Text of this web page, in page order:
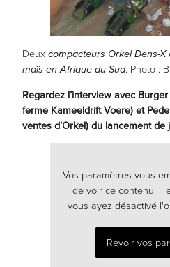
Deuxcompacteurs Orkel Dens-
maïs en Afrique du Sud. Photo :
Regardez l’interview avec
ferme Kameeldrift Voere) et
ventes d’Orkel) du lancement
Vos paramètres vous
de voir ce contenu. Il
vous ayez désactivé
Revoir vos